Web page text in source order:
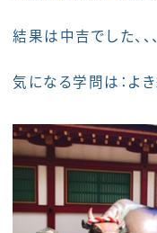
結果は中吉でした、、
気になる学問は：よ